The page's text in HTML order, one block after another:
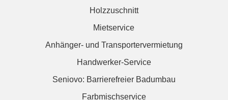
Holzzuschnitt
Mietservice
Anhänger- und Transportervermietung
Handwerker-Service
Seniovo: Barrierefreier Badumbau
Farbmischservice